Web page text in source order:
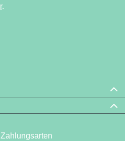
.
– öffnet in neuem Tab (externer
– öffnet in neuem Tab
inspirieren – öffnet in neuem
– öffnet in neuem Tab (externer